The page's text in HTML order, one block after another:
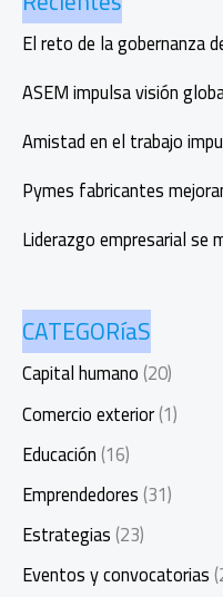
Universo
2025
El reto de la gobernanza
ASEM impulsa visión
Amistad en el trabajo
Pymes fabricantes
Liderazgo empresarial se
CATEGORíaS
Capital humano(20)
Comercio exterior(1)
Educación(16)
Emprendedores(31)
Estrategias(23)
Eventos y convocatorias